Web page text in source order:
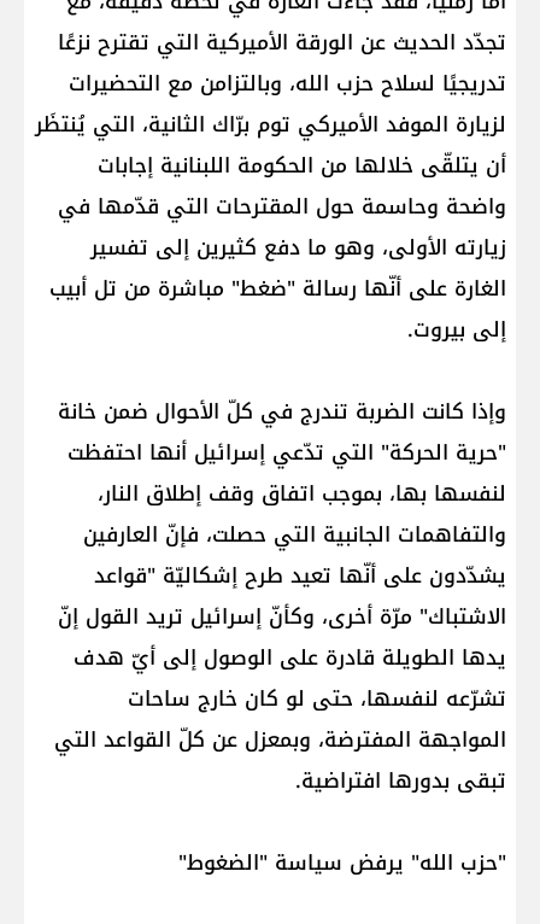
تجدّد الحديث عن الورقة الأميركية التي تقترح نزعًا
تدريجيًا لسلاح حزب الله، وبالتزامن مع التحضيرات
لزيارة الموفد الأميركي توم برّاك الثانية، التي يُنتظَر
أن يتلقّى خلالها من الحكومة اللبنانية إجابات
واضحة وحاسمة حول المقترحات التي قدّمها في
زيارته الأولى، وهو ما دفع كثيرين إلى تفسير
الغارة على أنّها رسالة "ضغط" مباشرة من تل أبيب
إلى بيروت.
وإذا كانت الضربة تندرج في كلّ الأحوال ضمن خانة
"حرية الحركة" التي تدّعي إسرائيل أنها احتفظت
لنفسها بها، بموجب اتفاق وقف إطلاق النار،
والتفاهمات الجانبية التي حصلت، فإنّ العارفين
يشدّدون على أنّها تعيد طرح إشكاليّة "قواعد
الاشتباك" مرّة أخرى، وكأنّ إسرائيل تريد القول إنّ
يدها الطويلة قادرة على الوصول إلى أيّ هدف
تشرّعه لنفسها، حتى لو كان خارج ساحات
المواجهة المفترضة، وبمعزل عن كلّ القواعد التي
تبقى بدورها افتراضية.
"حزب الله" يرفض سياسة "الضغوط"